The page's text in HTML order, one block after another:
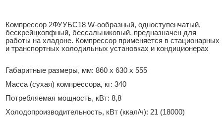
Компрессор 2ФУУБС18 W-ообразный, одноступенчатый,
бескрейцкопфный, бессальниковый, предназначен для
работы на хладоне. Компрессор применяется в стационарных
и транспортных холодильных установках и кондиционерах
Габаритные размеры, мм: 860 x 630 x 555
Масса (сухая) компрессора, кг: 340
Потребляемая мощность, кВт: 8,8
Холодопроизводительность, кВт (ккал/ч): 21 (18000)